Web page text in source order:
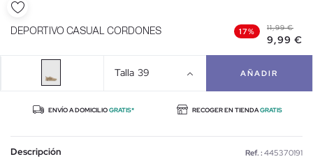
DEPORTIVO CASUAL CORDONES 17% 11,99 €
9,99 €
Talla 39 AÑADIR
ENVÍO A DOMICILIOGRATIS* RECOGER EN TIENDAGRATIS
Descripción Ref. : 445370191